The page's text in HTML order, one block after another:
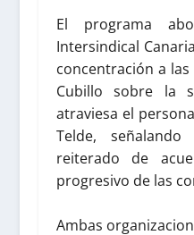
El programa
Intersindical
concentración a
Cubillo sobre la
atraviesa el
Telde,
reiterado de
progresivo de las
Ambas